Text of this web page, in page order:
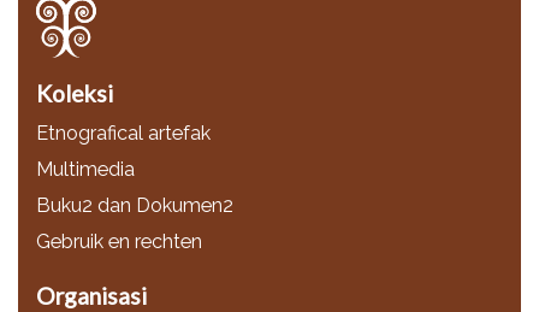
Koleksi
Etnografical artefak
Multimedia
Buku2 dan Dokumen2
Gebruik en rechten
Organisasi